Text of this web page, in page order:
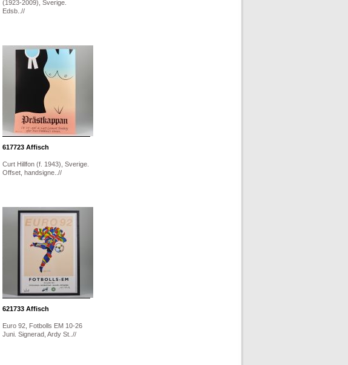
(1923-2009), Sverige.
Edsb..//
617723Affisch
Curt Hillfon (f. 1943), Sverige.
Offset, handsigne..//
621733Affisch
Euro 92, Fotbolls EM 10-26
Juni. Signerad, Ardy St..//